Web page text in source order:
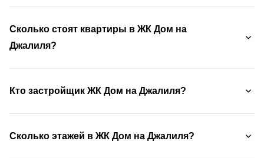
Сколько стоят квартиры в ЖК Дом на
Джалиля?
Кто застройщик ЖК Дом на Джалиля?
Сколько этажей в ЖК Дом на Джалиля?